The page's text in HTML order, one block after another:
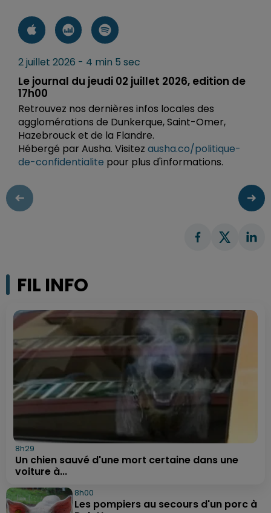
2 juillet 2026 - 4 min 5 sec
Le journal du jeudi 02 juillet 2026, edition de
17h00
Retrouvez nos dernières infos locales des
agglomérations de Dunkerque, Saint-Omer,
Hazebrouck et de la Flandre.
Hébergé par Ausha. Visitez ausha.co/politique-
de-confidentialite pour plus d'informations.
FIL INFO
8h29
Un chien sauvé d'une mort certaine dans une
voiture à...
8h00
Les pompiers au secours d'un porc à